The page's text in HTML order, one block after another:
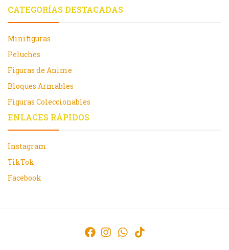
CATEGORÍAS DESTACADAS
Minifiguras
Peluches
Figuras de Anime
Bloques Armables
Figuras Coleccionables
ENLACES RÁPIDOS
Instagram
TikTok
Facebook